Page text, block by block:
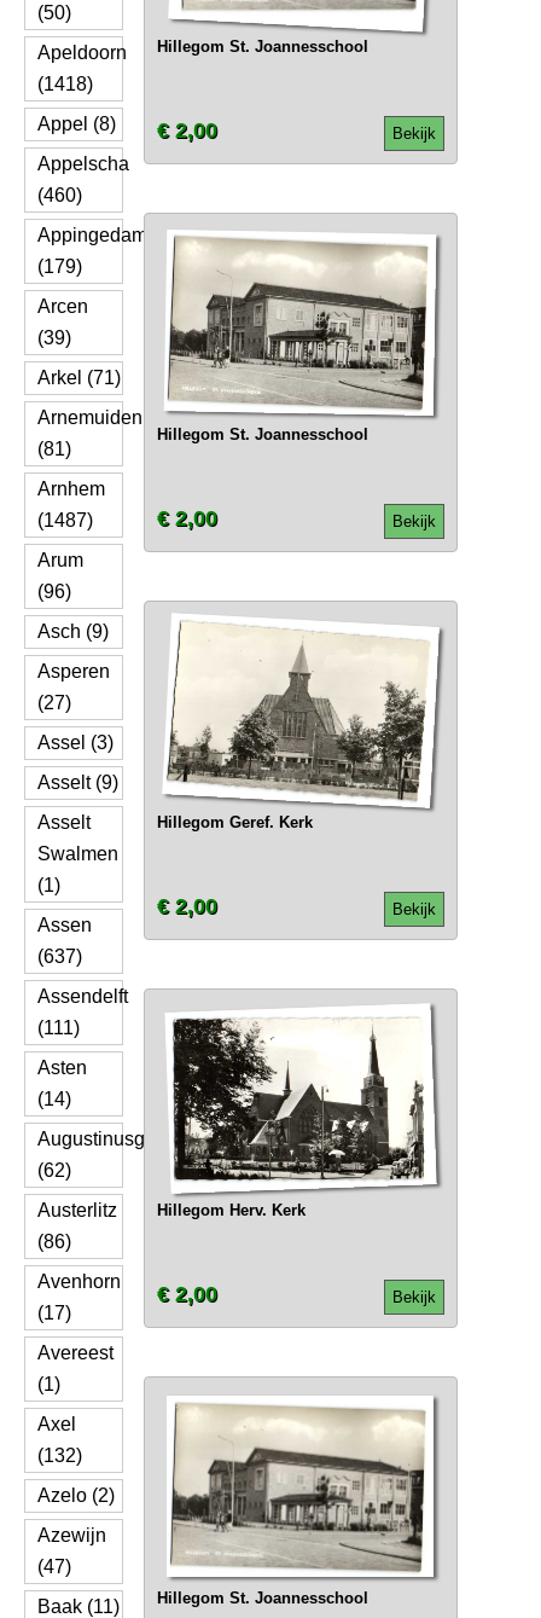
(50)
Apeldoorn
(1418)
Appel (8)
Appelscha
(460)
Appingedam
(179)
Arcen
(39)
Arkel (71)
Arnemuiden
(81)
Arnhem
(1487)
Arum
(96)
Asch (9)
Asperen
(27)
Assel (3)
Asselt (9)
Asselt
Swalmen
(1)
Assen
(637)
Assendelft
(111)
Asten
(14)
Augustinusga
(62)
Austerlitz
(86)
Avenhorn
(17)
Avereest
(1)
Axel
(132)
Azelo (2)
Azewijn
(47)
Baak (11)
Hillegom St. Joannesschool
Bekijk
€ 2,00
Hillegom St. Joannesschool
Bekijk
€ 2,00
Hillegom Geref. Kerk
Bekijk
€ 2,00
Hillegom Herv. Kerk
Bekijk
€ 2,00
Hillegom St. Joannesschool